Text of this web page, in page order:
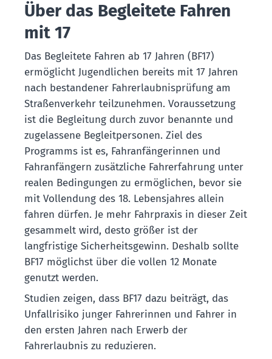
Über das Begleitete Fahren
mit 17
Das Begleitete Fahren ab 17 Jahren (BF17)
ermöglicht Jugendlichen bereits mit 17 Jahren
nach bestandener Fahrerlaubnisprüfung am
Straßenverkehr teilzunehmen. Voraussetzung
ist die Begleitung durch zuvor benannte und
zugelassene Begleitpersonen. Ziel des
Programms ist es, Fahranfängerinnen und
Fahranfängern zusätzliche Fahrerfahrung unter
realen Bedingungen zu ermöglichen, bevor sie
mit Vollendung des 18. Lebensjahres allein
fahren dürfen. Je mehr Fahrpraxis in dieser Zeit
gesammelt wird, desto größer ist der
langfristige Sicherheitsgewinn. Deshalb sollte
BF17 möglichst über die vollen 12 Monate
genutzt werden.
Studien zeigen, dass BF17 dazu beiträgt, das
Unfallrisiko junger Fahrerinnen und Fahrer in
den ersten Jahren nach Erwerb der
Fahrerlaubnis zu reduzieren.